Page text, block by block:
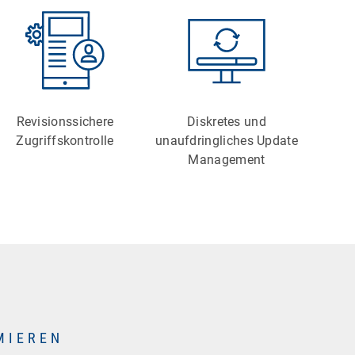
Revisionssichere
Zugriffskontrolle
Diskretes und
unaufdringliches Update
Management